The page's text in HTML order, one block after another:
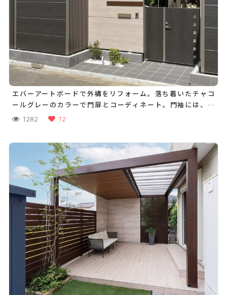
エバーアートボードで外構をリフォーム。落ち着いたチャコ
ールグレーのカラーで門扉とコーディネート。門袖には、グ
レージュのカラーでアクセントに
1282 12